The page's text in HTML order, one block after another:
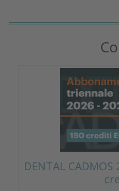
DENTAL